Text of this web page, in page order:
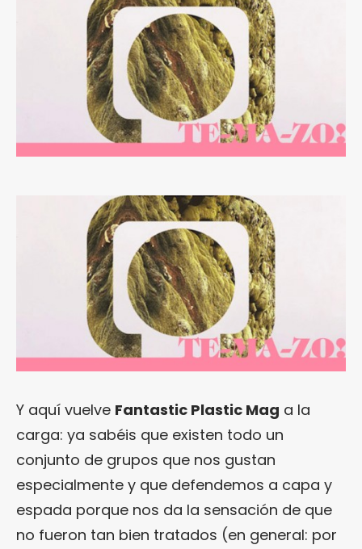
Y aquí vuelve Fantastic Plastic Mag a la
carga: ya sabéis que existen todo un
conjunto de grupos que nos gustan
especialmente y que defendemos a capa y
espada porque nos da la sensación de que
no fueron tan bien tratados (en general: por